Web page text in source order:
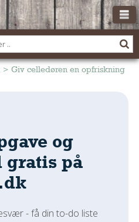
> Giv celledøren en opfriskning
og
gratis på
- få din to-do liste